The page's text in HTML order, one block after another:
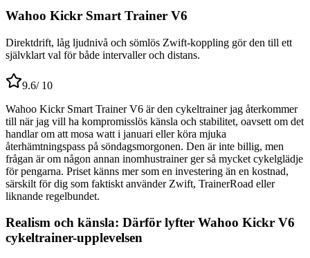
Wahoo Kickr Smart Trainer V6
Direktdrift, låg ljudnivå och sömlös Zwift-koppling gör den till ett
självklart val för både intervaller och distans.
9.6/ 10
Wahoo Kickr Smart Trainer V6 är den cykeltrainer jag återkommer
till när jag vill ha kompromisslös känsla och stabilitet, oavsett om det
handlar om att mosa watt i januari eller köra mjuka
återhämtningspass på söndagsmorgonen. Den är inte billig, men
frågan är om någon annan inomhustrainer ger så mycket cykelglädje
för pengarna. Priset känns mer som en investering än en kostnad,
särskilt för dig som faktiskt använder Zwift, TrainerRoad eller
liknande regelbundet.
Realism och känsla: Därför lyfter Wahoo Kickr V6
cykeltrainer-upplevelsen